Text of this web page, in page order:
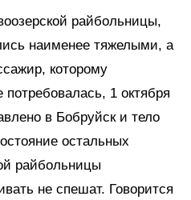
райбольницы,
наименее тяжелыми, а
которому
1 октября
в Бобруйск и тело
остальных
райбольницы
не спешат. Говорится